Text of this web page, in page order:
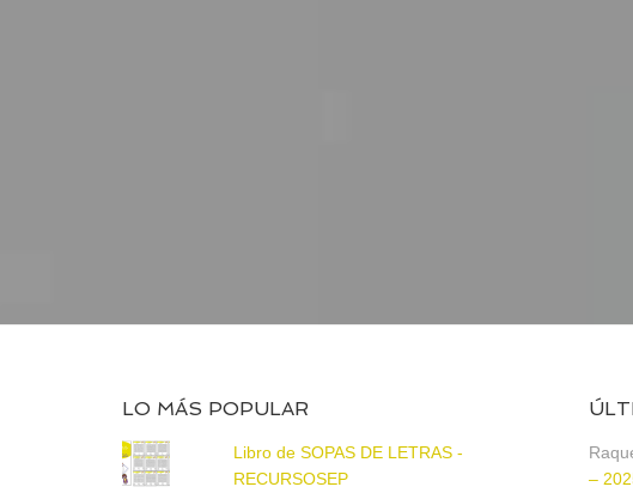
LO MÁS POPULAR
Libro de SOPAS DE LETRAS -
RECURSOSEP
–